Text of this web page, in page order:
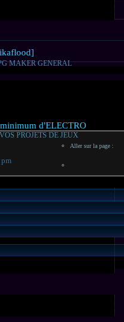
MAKER GENERAL
d'ELECTRO
VOS PROJETS DE JEUX
Aller sur la page :